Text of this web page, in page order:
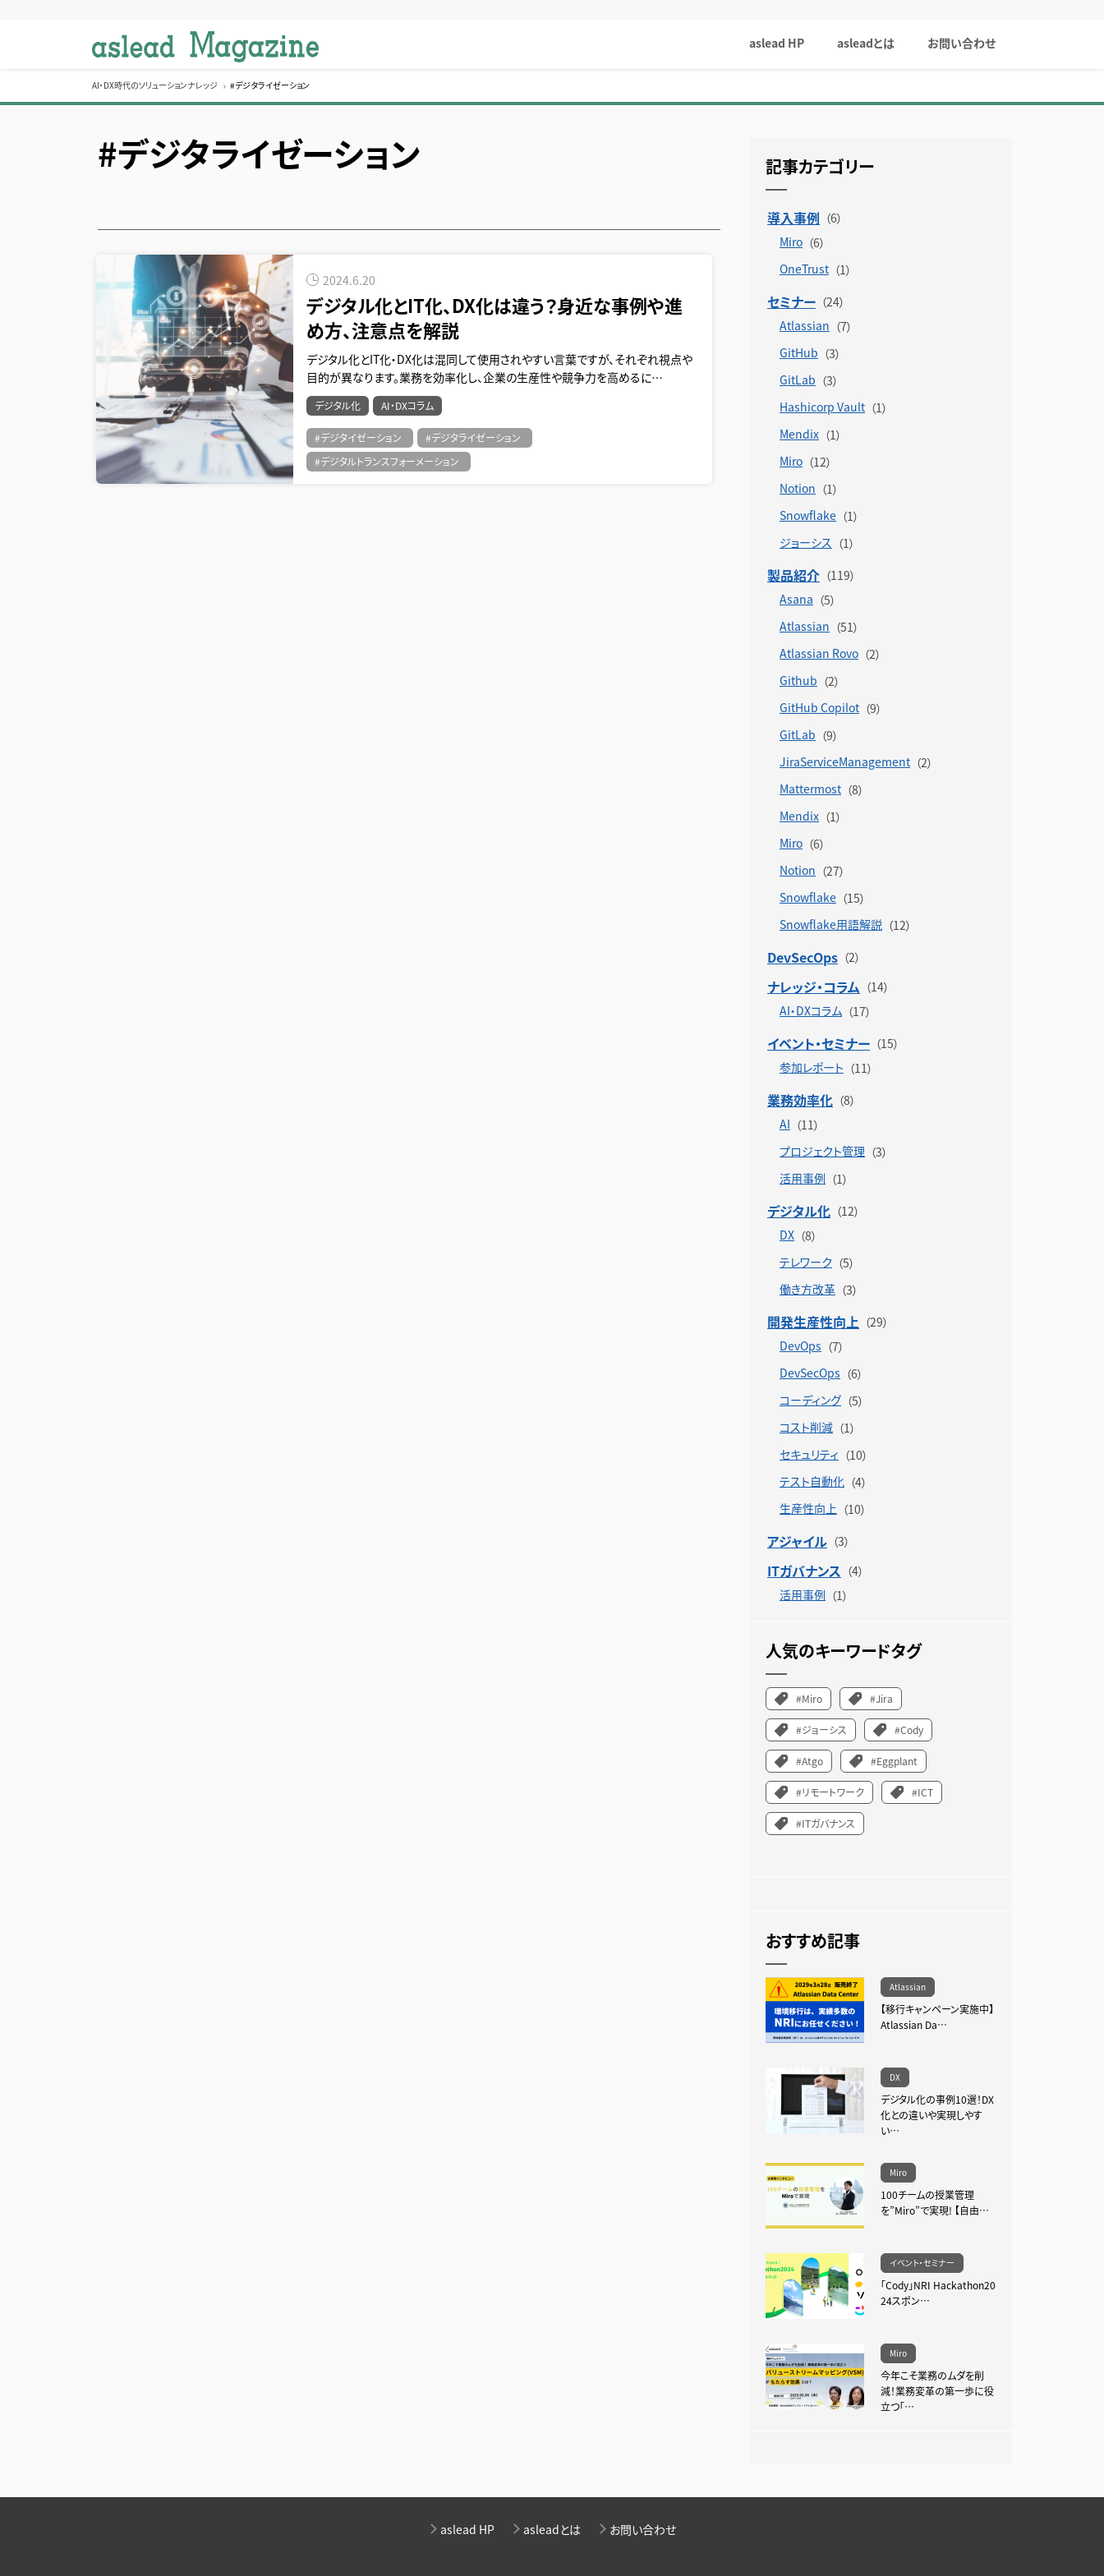
o
aslead HP asleadとは お問い合わせ
AI・DX時代のソリューションナレッジ #デジタライゼーション
#デジタライゼーション
2024.6.20
デジタル化とIT化、DX化は違う？身近な事例や進
め方、注意点を解説
デジタル化とIT化・DX化は混同して使用されやすい言葉ですが、それぞれ視点や
目的が異なります。業務を効率化し、企業の生産性や競争力を高めるに…
デジタル化 AI・DXコラム
#デジタイゼーション
#デジタライゼーション
#デジタルトランスフォーメーション
記事カテゴリー
導入事例
Miro
OneTrust
セミナー
Atlassian
GitHub
GitLab
Hashicorp Vault
Mendix
Miro
Notion
Snowflake
ジョーシス
製品紹介
Asana
Atlassian
Atlassian Rovo
Github
GitHub Copilot
GitLab
JiraServiceManagement
Mattermost
Mendix
Miro
Notion
Snowflake
Snowflake用語解説
DevSecOps
ナレッジ・コラム
AI・DXコラム
イベント・セミナー
参加レポート
業務効率化
AI
プロジェクト管理
活用事例
デジタル化
DX
テレワーク
働き方改革
開発生産性向上
DevOps
DevSecOps
コーディング
コスト削減
セキュリティ
テスト自動化
生産性向上
アジャイル
ITガバナンス
活用事例
人気のキーワードタグ
#Miro #Jira
#ジョーシス #Cody
#Atgo #Eggplant
#リモートワーク #ICT
#ITガバナンス
おすすめ記事
Atlassian
【移行キャンペーン実施中】
Atlassian Da…
DX
デジタル化の事例10選！DX
化との違いや実現しやす
い…
Miro
100チームの授業管理
を”Miro”で実現! 【自由…
イベント・セミナー
「Cody」NRI Hackathon20
24スポン…
Miro
今年こそ業務のムダを削
減！業務変革の第一歩に役
立つ「…
aslead HP asleadとは お問い合わせ